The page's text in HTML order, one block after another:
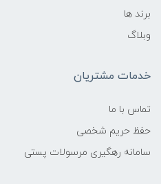
برند ها
وبلاگ
خدمات مشتریان
تماس با ما
حفظ حریم شخصی
سامانه رهگیری مرسولات پستی